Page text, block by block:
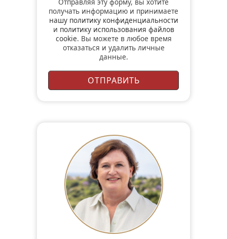
получать информацию и принимаете
нашу политику конфиденциальности
и политику использования файлов
cookie. Вы можете в любое время
отказаться и удалить личные
данные.